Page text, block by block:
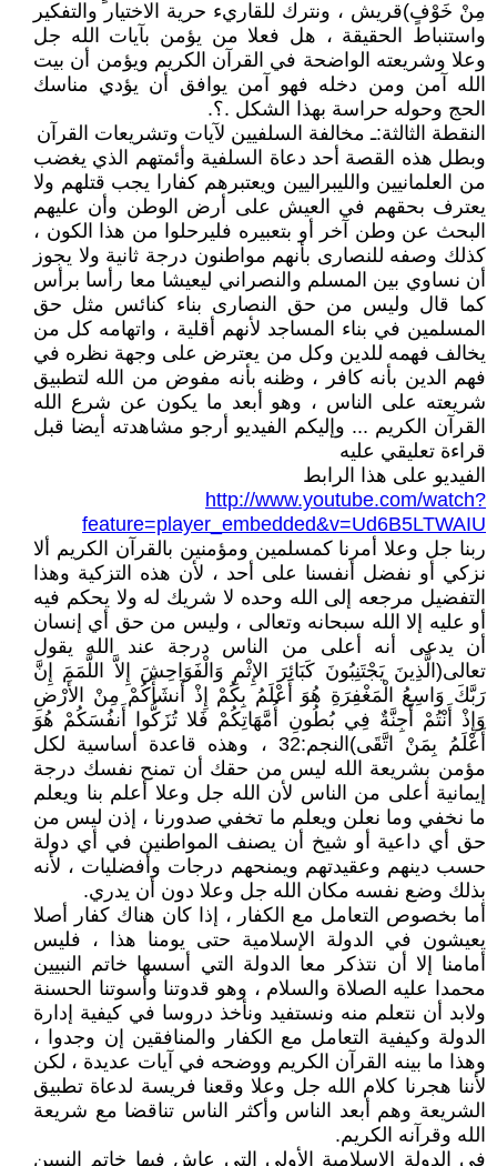
مِنْ خَوْفٍ)قريش ، ونترك للقاريء حرية الاختيار والتفكير
واستنباط الحقيقة ، هل فعلا من يؤمن بآيات الله جل
وعلا وشريعته الواضحة في القرآن الكريم ويؤمن أن بيت
الله آمن ومن دخله فهو آمن يوافق أن يؤدي مناسك
الحج وحوله حراسة بهذا الشكل .؟.
النقطة الثالثة:ـ مخالفة السلفيين لآيات وتشريعات القرآن
وبطل هذه القصة أحد دعاة السلفية وأئمتهم الذي يغضب
من العلمانيين والليبراليين ويعتبرهم كفارا يجب قتلهم ولا
يعترف بحقهم في العيش على أرض الوطن وأن عليهم
البحث عن وطن آخر أو بتعبيره فليرحلوا من هذا الكون ،
كذلك وصفه للنصارى بأنهم مواطنون درجة ثانية ولا يجوز
أن نساوي بين المسلم والنصراني ليعيشا معا رأسا برأس
كما قال وليس من حق النصارى بناء كنائس مثل حق
المسلمين في بناء المساجد لأنهم أقلية ، واتهامه كل من
يخالف فهمه للدين وكل من يعترض على وجهة نظره في
فهم الدين بأنه كافر ، وظنه بأنه مفوض من الله لتطبيق
شريعته على الناس ، وهو أبعد ما يكون عن شرع الله
القرآن الكريم ... وإليكم الفيديو أرجو مشاهدته أيضا قبل
قراءة تعليقي عليه
الفيديو على هذا الرابط
http://www.youtube.com/watch?
feature=player_embedded&v=Ud6B5LTWAIU
ربنا جل وعلا أمرنا كمسلمين ومؤمنين بالقرآن الكريم ألا
نزكي أو نفضل أنفسنا على أحد ، لأن هذه التزكية وهذا
التفضيل مرجعه إلى الله وحده لا شريك له ولا يحكم فيه
أو عليه إلا الله سبحانه وتعالى ، وليس من حق أي إنسان
أن يدعى أنه أعلى من الناس درجة عند الله يقول
تعالى(الَّذِينَ يَجْتَنِبُونَ كَبَائِرَ الإِثْمِ وَالْفَوَاحِشَ إِلاَّ اللَّمَمَ إِنَّ
رَبَّكَ وَاسِعُ الْمَغْفِرَةِ هُوَ أَعْلَمُ بِكُمْ إِذْ أَنشَأَكُمْ مِنْ الأَرْضِ
وَإِذْ أَنْتُمْ أَجِنَّةٌ فِي بُطُونِ أُمَّهَاتِكُمْ فَلا تُزَكُّوا أَنفُسَكُمْ هُوَ
أَعْلَمُ بِمَنْ اتَّقَى)النجم:32 ، وهذه قاعدة أساسية لكل
مؤمن بشريعة الله ليس من حقك أن تمنح نفسك درجة
إيمانية أعلى من الناس لأن الله جل وعلا أعلم بنا ويعلم
ما نخفي وما نعلن ويعلم ما تخفي صدورنا ، إذن ليس من
حق أي داعية أو شيخ أن يصنف المواطنين في أي دولة
حسب دينهم وعقيدتهم ويمنحهم درجات وأفضليات ، لأنه
بذلك وضع نفسه مكان الله جل وعلا دون أن يدري.
أما بخصوص التعامل مع الكفار ، إذا كان هناك كفار أصلا
يعيشون في الدولة الإسلامية حتى يومنا هذا ، فليس
أمامنا إلا أن نتذكر معا الدولة التي أسسها خاتم النبيين
محمدا عليه الصلاة والسلام ، وهو قدوتنا وأسوتنا الحسنة
ولابد أن نتعلم منه ونستفيد ونأخذ دروسا في كيفية إدارة
الدولة وكيفية التعامل مع الكفار والمنافقين إن وجدوا ،
وهذا ما بينه القرآن الكريم ووضحه في آيات عديدة ، لكن
لأننا هجرنا كلام الله جل وعلا وقعنا فريسة لدعاة تطبيق
الشريعة وهم أبعد الناس وأكثر الناس تناقضا مع شريعة
الله وقرآنه الكريم.
في الدولة الإسلامية الأولى التي عاش فيها خاتم النبيين